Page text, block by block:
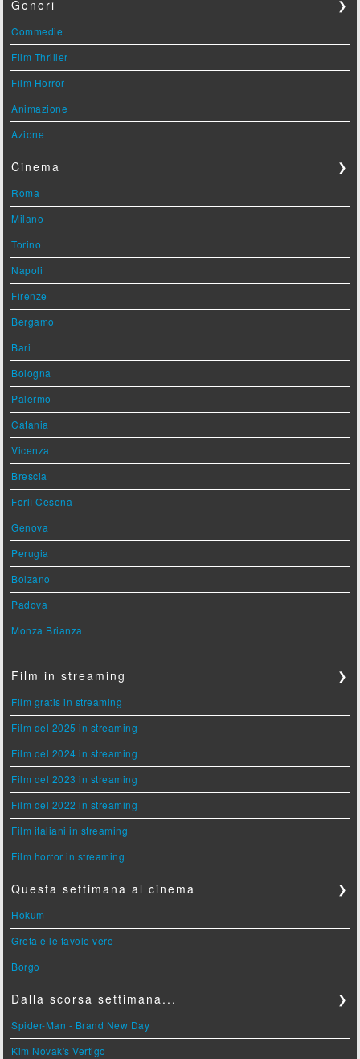
Generi ❯
Commedie
Film Thriller
Film Horror
Animazione
Azione
Cinema ❯
Roma
Milano
Torino
Napoli
Firenze
Bergamo
Bari
Bologna
Palermo
Catania
Vicenza
Brescia
Forlì Cesena
Genova
Perugia
Bolzano
Padova
Monza Brianza
Film in streaming ❯
Film gratis in streaming
Film del 2025 in streaming
Film del 2024 in streaming
Film del 2023 in streaming
Film del 2022 in streaming
Film italiani in streaming
Film horror in streaming
Questa settimana al cinema ❯
Hokum
Greta e le favole vere
Borgo
Dalla scorsa settimana... ❯
Spider-Man - Brand New Day
Kim Novak's Vertigo